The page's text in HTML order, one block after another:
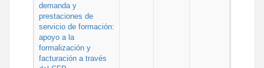
demanda y
prestaciones de
servicio de formación:
apoyo a la
formalización y
facturación a través